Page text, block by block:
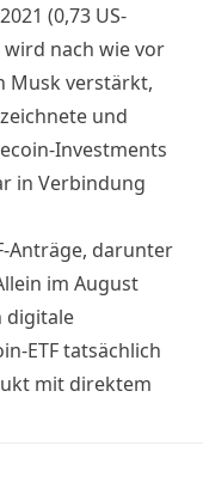
(0,73 US-
wird nach wie vor
Musk verstärkt,
und
Investments
in Verbindung
Anträge, darunter
im August
digitale
ETF tatsächlich
mit direktem